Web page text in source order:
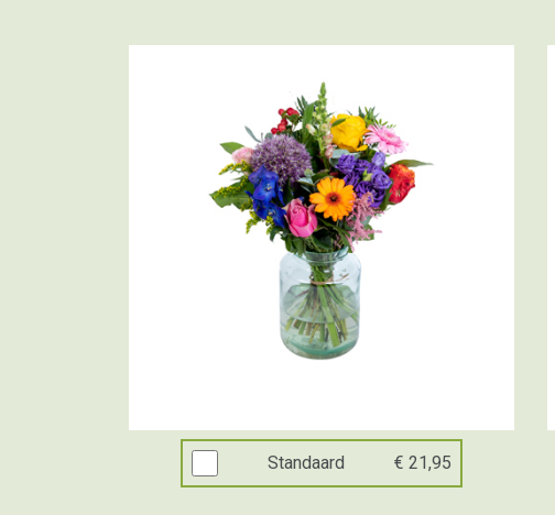
Standaard € 21,95